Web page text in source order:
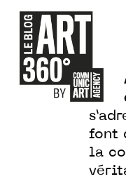
font
la